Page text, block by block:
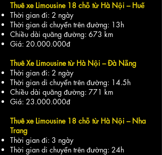
Thuê xe Limousine 18 chỗ từ Hà Nội – Huế
Thời gian đi: 2 ngày
Thời gian di chuyển trên đường: 13h
Chiều dài quãng đường: 673 km
Giá: 20.000.000đ
Thuê Xe Limousine từ Hà Nội – Đà Nẵng
Thời gian đi: 2 ngày
Thời gian di chuyển trên đường: 14.5h
Chiều dài quãng đường: 771 km
Giá: 23.000.000đ
Thuê xe Limousine 18 chỗ từ Hà Nội – Nha
Trang
Thời gian đi: 3 ngày
Thời gian di chuyển trên đường: 24h